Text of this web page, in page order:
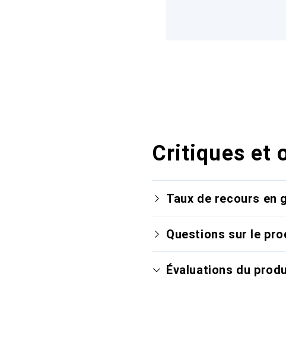
Critiques et
Taux de recours en
Questions sur le
Évaluations du